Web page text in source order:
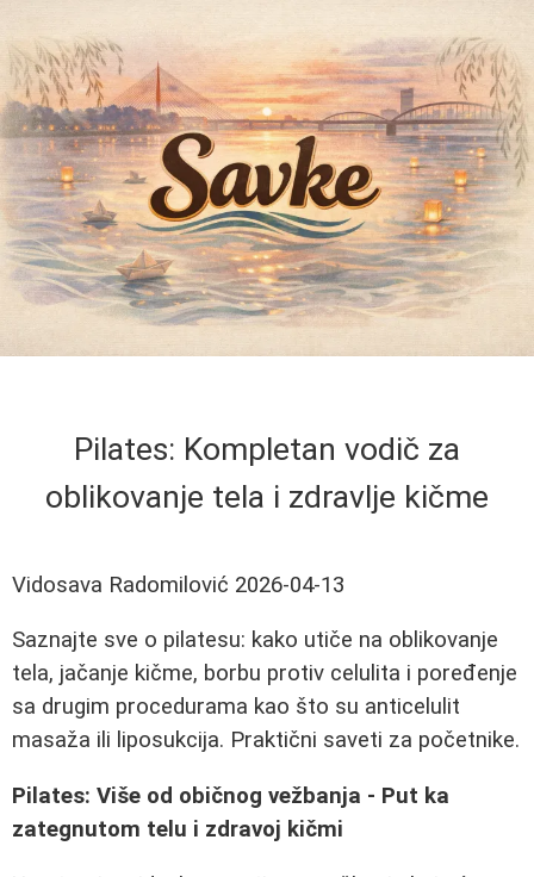
Pilates: Kompletan vodič za
oblikovanje tela i zdravlje kičme
Vidosava Radomilović 2026-04-13
Saznajte sve o pilatesu: kako utiče na oblikovanje
tela, jačanje kičme, borbu protiv celulita i poređenje
sa drugim procedurama kao što su anticelulit
masaža ili liposukcija. Praktični saveti za početnike.
Pilates: Više od običnog vežbanja - Put ka
zategnutom telu i zdravoj kičmi